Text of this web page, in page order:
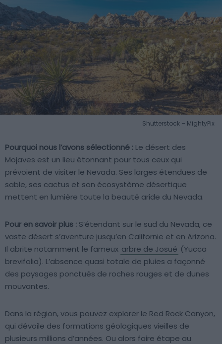
Shutterstock – MightyPix
Pourquoi nous l’avons sélectionné : Le désert des
Mojaves est un lieu étonnant pour tous ceux qui
prévoient de visiter le Nevada. Ses larges étendues de
sable, ses cactus et son écosystème désertique
mettent en lumière toute la beauté aride du Nevada.
Pour en savoir plus : S’étendant sur le sud du Nevada, ce
vaste désert s’aventure jusqu’en Californie et en Arizona.
Il abrite notamment le fameux arbre de Josué (Yucca
brevifolia). L’absence quasi totale de pluies a façonné
des paysages ponctués de roches rouges et de dunes
mouvantes.
Dans la région, vous pouvez explorer le Red Rock Canyon,
qui dévoile des formations géologiques vieilles de
plusieurs millions d’années. Ou alors faire étape au